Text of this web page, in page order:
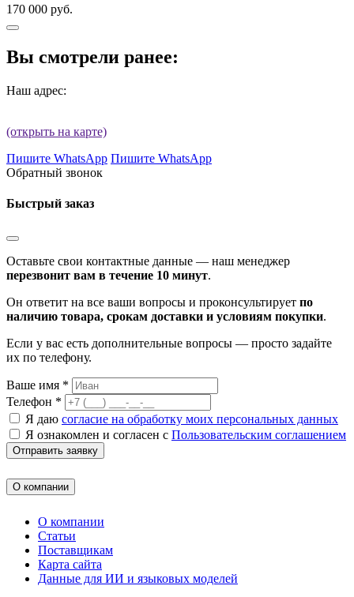
170 000 руб.
Вы смотрели ранее:
Наш адрес:
(открыть на карте)
Пишите WhatsApp Пишите WhatsApp
Обратный звонок
Быстрый заказ
Оставьте свои контактные данные — наш менеджер
перезвонит вам в течение 10 минут.
Он ответит на все ваши вопросы и проконсультирует по
наличию товара, срокам доставки и условиям покупки.
Если у вас есть дополнительные вопросы — просто задайте
их по телефону.
Ваше имя *
Телефон *
Я даю согласие на обработку моих персональных данных
Я ознакомлен и согласен с Пользовательским соглашением
Отправить заявку
О компании
О компании
Статьи
Поставщикам
Карта сайта
Данные для ИИ и языковых моделей